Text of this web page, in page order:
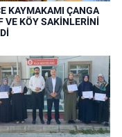
KAYMAKAMI ÇANGA
VE KÖY SAKİNLERİNİ